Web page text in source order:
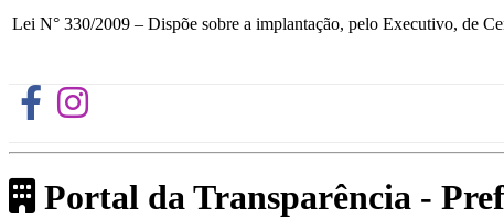
Lei N° 330/2009 – Dispõe sobre a implantação, pelo Executivo, de
Portal da Transparência -